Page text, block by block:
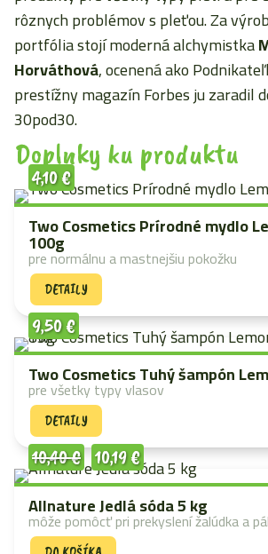
rôznych problémov s pleťou. Za
portfólia stojí moderná alchymistka
Horváthová, ocenená ako
prestížny magazín Forbes ju zaradil
30pod30.
Doplnky ku produktu
Two Cosmetics Prírodné mydlo
100g
4,10€
pre normálnu a mastnejšiu pokožku
DETAILY
Two Cosmetics Tuhý šampón
9,50€
pre všetky typy vlasov
DETAILY
Allnature Jedlá sóda 5 kg
10,40€ 10,19€
môže pomôcť pri prekyslení žalúdka a